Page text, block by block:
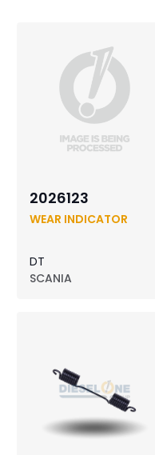
2026123
WEAR INDICATOR
DT
SCANIA